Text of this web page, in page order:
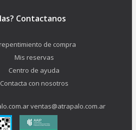
Contactanos
de compra
Mis reservas
Centro de ayuda
Contacta con nosotros
ventas@atrapalo.com.ar